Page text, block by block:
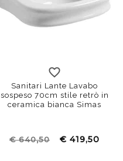
Sanitari Lante Lavabo
sospeso 70cm stile retrò in
ceramica bianca Simas
€ 640,50 € 419,50